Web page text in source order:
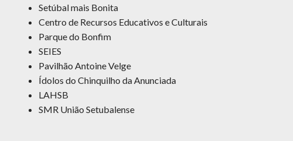
Setúbal mais Bonita
Centro de Recursos Educativos e Culturais
Parque do Bonfim
SEIES
Pavilhão Antoine Velge
Ídolos do Chinquilho da Anunciada
LAHSB
SMR União Setubalense